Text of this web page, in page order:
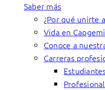
Saber más
¿Por qué unirte
Vida en
Conoce a
Carreras